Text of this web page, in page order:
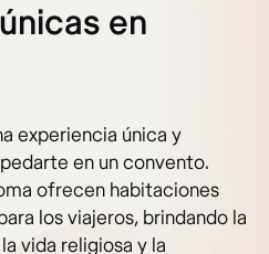
en
experiencia única y
en un convento.
ofrecen habitaciones
los viajeros, brindando la
vida religiosa y la